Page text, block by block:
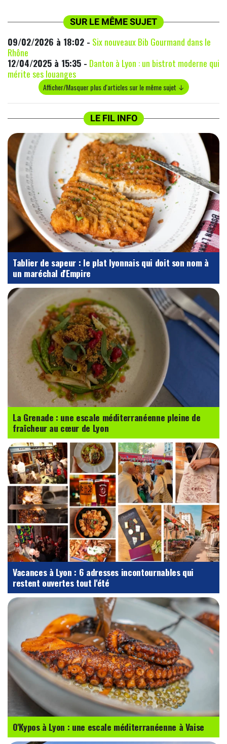
SUR LE MÊME SUJET
09/02/2026 à 18:02 - Six nouveaux Bib Gourmand dans le
Rhône
12/04/2025 à 15:35 - Danton à Lyon : un bistrot moderne qui
mérite ses louanges
Afficher/Masquer plus d'articles sur le même sujet ↓
LE FIL INFO
Tablier de sapeur : le plat lyonnais qui doit son nom à
un maréchal d'Empire
La Grenade : une escale méditerranéenne pleine de
fraîcheur au cœur de Lyon
Vacances à Lyon : 6 adresses incontournables qui
restent ouvertes tout l'été
O'Kypos à Lyon : une escale méditerranéenne à Vaise